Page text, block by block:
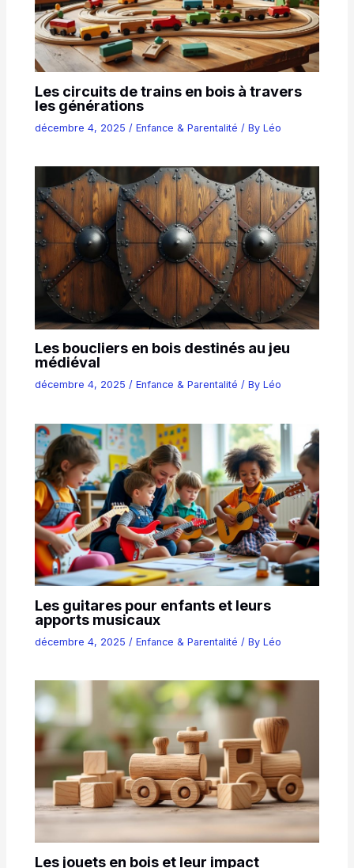
Les circuits de trains en bois à travers
les générations
décembre 4, 2025 /Enfance & Parentalité / ByLéo
Les boucliers en bois destinés au jeu
médiéval
décembre 4, 2025/Enfance & Parentalité / ByLéo
Les guitares pour enfants et leurs
apports musicaux
décembre 4, 2025 /Enfance & Parentalité / ByLéo
Les jouets en bois et leur impact